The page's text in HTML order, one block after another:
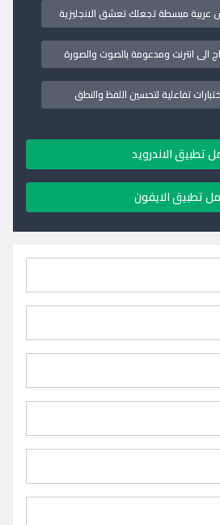
عربية مبسطة تجعلك تعشق الانجليزية
الى انترنت ومدعومة بالصوت والصورة
تطبيق الاندرويد
تطبيق الايفون